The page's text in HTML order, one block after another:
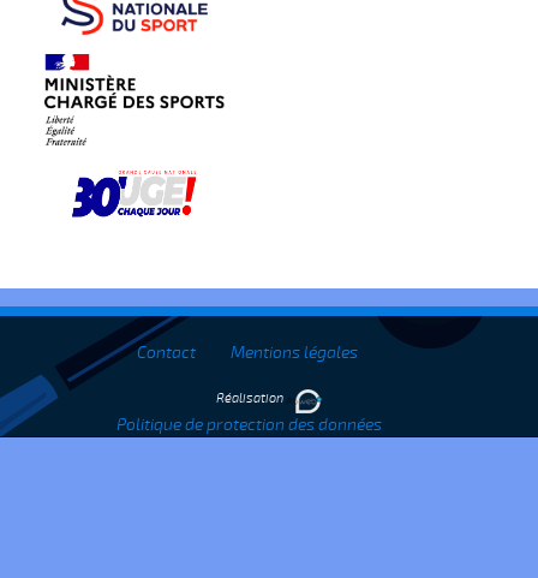
Contact Mentions légales
Politique de protection des données
Réalisation